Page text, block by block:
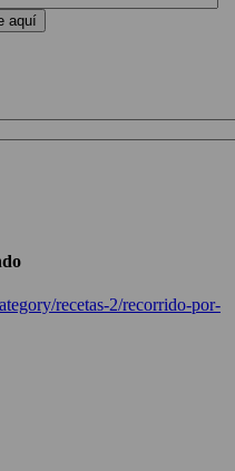
recetas-2/recorrido-por-